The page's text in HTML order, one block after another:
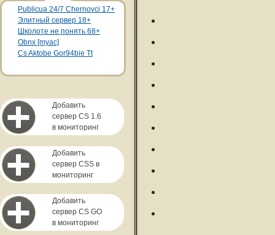
Publicua 24/7 Chernovci 17+
Элитный сервер 18+
Школоте не понять 68+
Obnx [myac]
Cs Aktobe Gor94bie Tt
Добавить
сервер CS 1.6
в мониторинг
Добавить
сервер CSS в
мониторинг
Добавить
сервер CS GO
в мониторинг